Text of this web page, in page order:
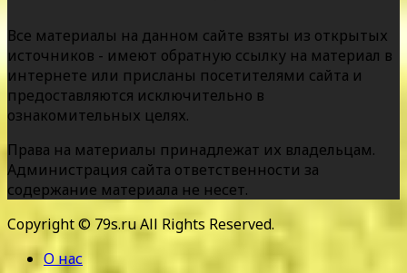
Все материалы на данном сайте взяты из открытых
источников - имеют обратную ссылку на материал в
интернете или присланы посетителями сайта и
предоставляются исключительно в
ознакомительных целях.
Права на материалы принадлежат их владельцам.
Администрация сайта ответственности за
содержание материала не несет.
Copyright © 79s.ru All Rights Reserved.
О нас